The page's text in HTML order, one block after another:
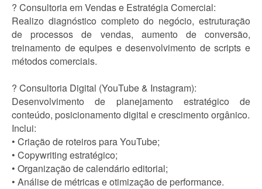
? Consultoria em Vendas e Estratégia Comercial:
Realizo diagnóstico completo do negócio, estruturação
de processos de vendas, aumento de conversão,
treinamento de equipes e desenvolvimento de scripts e
métodos comerciais.
? Consultoria Digital (YouTube & Instagram):
Desenvolvimento de planejamento estratégico de
conteúdo, posicionamento digital e crescimento orgânico.
Inclui:
• Criação de roteiros para YouTube;
• Copywriting estratégico;
• Organização de calendário editorial;
• Análise de métricas e otimização de performance.